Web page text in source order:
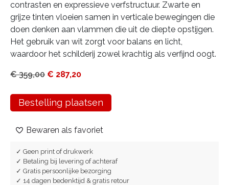
contrasten en expressieve verfstructuur. Zwarte en
grijze tinten vloeien samen in verticale bewegingen die
doen denken aan vlammen die uit de diepte opstijgen.
Het gebruik van wit zorgt voor balans en licht,
waardoor het schilderij zowel krachtig als verfijnd oogt.
€359,00 € 287,20
Bestelling plaatsen
Bewaren als favoriet
✓ Geen print of drukwerk
✓ Betaling bij levering of achteraf
✓ Gratis persoonlijke bezorging
✓ 14 dagen bedenktijd & gratis retour